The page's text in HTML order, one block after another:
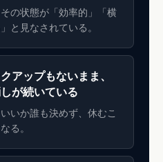
の状態が「効率的」「横
と見なされている。
アップもないまま、
が続いている
いか誰も決めず、休むこ
る。